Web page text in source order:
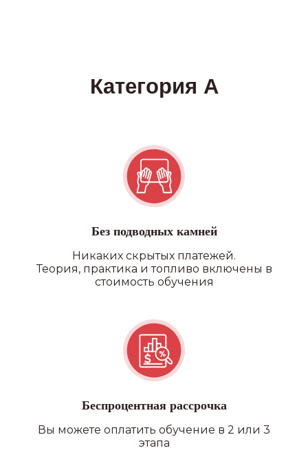
Без подводных камней
Никаких скрытых платежей.
Теория, практика и топливо включены в
стоимость обучения
Беспроцентная рассрочка
Вы можете оплатить обучение в 2 или 3
этапа